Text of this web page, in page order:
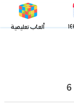
ألعاب تعليمية